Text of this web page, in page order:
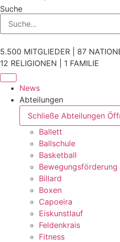
Suche
5.500 MITGLIEDER | 87
12 RELIGIONEN | 1 FAMILIE
News
Abteilungen
Schließe Abteilungen
Ballett
Ballschule
Basketball
Bewegungsförderung
Billard
Boxen
Capoeira
Eiskunstlauf
Feldenkrais
Fitness